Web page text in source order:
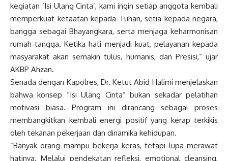
kegiatan ‘Isi Ulang Cinta’, kami ingin setiap anggota kembali
memperkuat ketaatan kepada Tuhan, setia kepada negara,
bangga sebagai Bhayangkara, serta menjaga keharmonisan
rumah tangga. Ketika hati menjadi kuat, pelayanan kepada
masyarakat akan semakin tulus, humanis, dan Presisi,” ujar
AKBP Ahzan.
​Senada dengan Kapolres, Dr. Ketut Abid Halimi menjelaskan
bahwa konsep “Isi Ulang Cinta” bukan sekadar pelatihan
motivasi biasa. Program ini dirancang sebagai proses
membangkitkan kembali energi positif yang kerap terkikis
oleh tekanan pekerjaan dan dinamika kehidupan.
​”Banyak orang mampu bekerja keras, tetapi lupa merawat
hatinya. Melalui pendekatan refleksi, emotional cleansing,